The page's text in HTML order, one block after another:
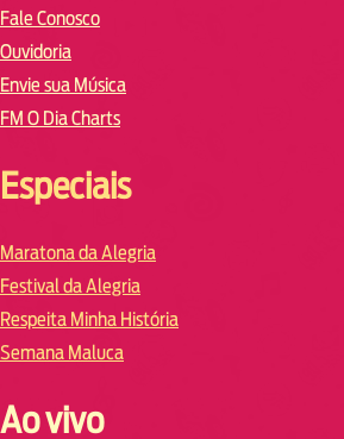
Fale Conosco
Ouvidoria
Envie sua Música
FM O Dia Charts
Especiais
Maratona da Alegria
Festival da Alegria
Respeita Minha História
Semana Maluca
Ao vivo